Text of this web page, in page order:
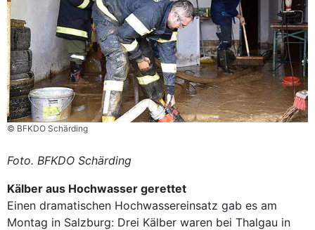
© BFKDO Schärding
Foto. BFKDO Schärding
Kälber aus Hochwasser gerettet
Einen dramatischen Hochwassereinsatz gab es am
Montag in Salzburg: Drei Kälber waren bei Thalgau in